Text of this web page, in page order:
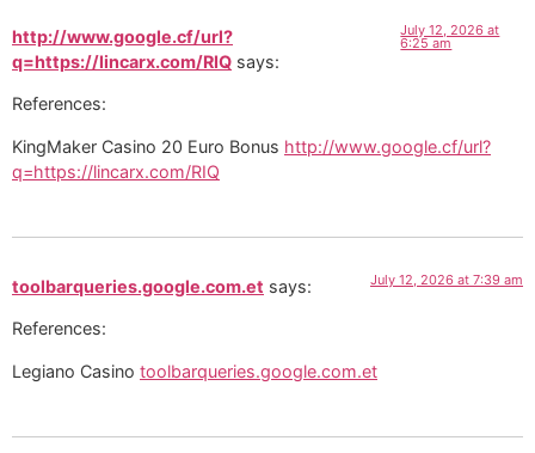
http://www.google.cf/url?
q=https://lincarx.com/RIQ says:
July 12, 2026 at
6:25 am
References:
KingMaker Casino 20 Euro Bonus http://www.google.cf/url?
q=https://lincarx.com/RIQ
toolbarqueries.google.com.et says: July 12, 2026 at 7:39 am
References:
Legiano Casino toolbarqueries.google.com.et